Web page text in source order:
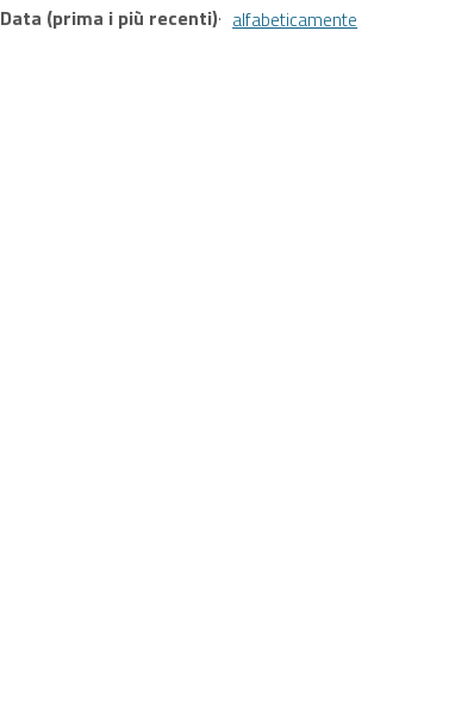
Data (prima i più recenti)· alfabeticamente